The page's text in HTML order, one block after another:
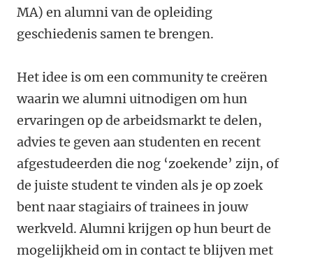
MA) en alumni van de opleiding
geschiedenis samen te brengen.
Het idee is om een community te creëren
waarin we alumni uitnodigen om hun
ervaringen op de arbeidsmarkt te delen,
advies te geven aan studenten en recent
afgestudeerden die nog ‘zoekende’ zijn, of
de juiste student te vinden als je op zoek
bent naar stagiairs of trainees in jouw
werkveld. Alumni krijgen op hun beurt de
mogelijkheid om in contact te blijven met